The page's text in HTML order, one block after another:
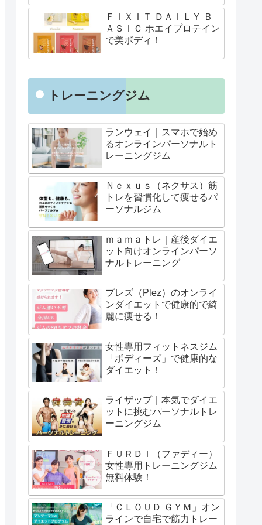
ＦＩＸＩＴ ＤＡＩＬＹ Ｂ
ＡＳＩＣ ホエイプロテイン
で美ボディ！
トレーニングジム
ランウェイ｜スマホで始め
るオンラインパーソナルト
レーニングジム
Ｎｅｘｕｓ（ネクサス）筋
トレを習慣化して痩せるパ
ーソナルジム
ｍａｍａトレ｜産後ダイエ
ット向けオンラインパーソ
ナルトレーニング
プレズ（Plez）のオンライ
ンダイエットで健康的で綺
麗に痩せる！
女性専用フィットネスジム
「ボディーズ」で健康的な
ダイエット！
ライザップ｜本気でダイエ
ットに挑むパーソナルトレ
ーニングジム
ＦＵＲＤＩ（ファディー）
女性専用トレーニングジム
無料体験！
「ＣＬＯＵＤ ＧＹＭ」オン
ラインで自宅で筋力トレー